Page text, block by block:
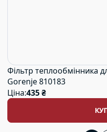
Фільтр теплообмінника
Gorenje 810183
Ціна:435 ₴